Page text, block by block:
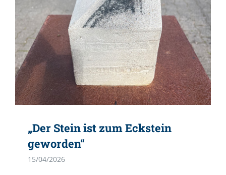
„Der Stein ist zum Eckstein
geworden“
15/04/2026